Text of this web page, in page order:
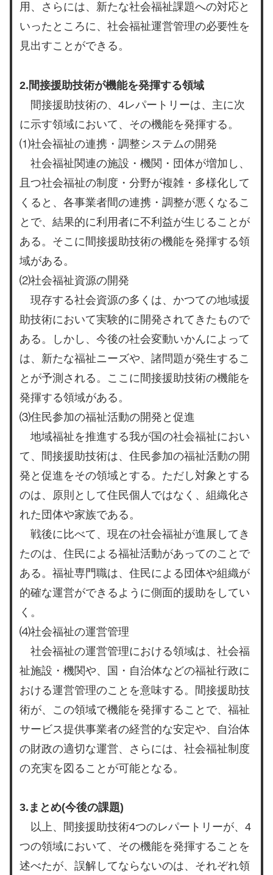
用、さらには、新たな社会福祉課題への対応と
いったところに、社会福祉運営管理の必要性を
見出すことができる。
2.間接援助技術が機能を発揮する領域
間接援助技術の、4レパートリーは、主に次
に示す領域において、その機能を発揮する。
⑴社会福祉の連携・調整システムの開発
社会福祉関連の施設・機関・団体が増加し、
且つ社会福祉の制度・分野が複雑・多様化して
くると、各事業者間の連携・調整が悪くなるこ
とで、結果的に利用者に不利益が生じることが
ある。そこに間接援助技術の機能を発揮する領
域がある。
⑵社会福祉資源の開発
現存する社会資源の多くは、かつての地域援
助技術において実験的に開発されてきたもので
ある。しかし、今後の社会変動いかんによって
は、新たな福祉ニーズや、諸問題が発生するこ
とが予測される。ここに間接援助技術の機能を
発揮する領域がある。
⑶住民参加の福祉活動の開発と促進
地域福祉を推進する我が国の社会福祉におい
て、間接援助技術は、住民参加の福祉活動の開
発と促進をその領域とする。ただし対象とする
のは、原則として住民個人ではなく、組織化さ
れた団体や家族である。
戦後に比べて、現在の社会福祉が進展してき
たのは、住民による福祉活動があってのことで
ある。福祉専門職は、住民による団体や組織が
的確な運営ができるように側面的援助をしてい
く。
⑷社会福祉の運営管理
社会福祉の運営管理における領域は、社会福
祉施設・機関や、国・自治体などの福祉行政に
おける運営管理のことを意味する。間接援助技
術が、この領域で機能を発揮することで、福祉
サービス提供事業者の経営的な安定や、自治体
の財政の適切な運営、さらには、社会福祉制度
の充実を図ることが可能となる。
3.まとめ(今後の課題)
以上、間接援助技術4つのレパートリーが、4
つの領域において、その機能を発揮することを
述べたが、誤解してならないのは、それぞれ領